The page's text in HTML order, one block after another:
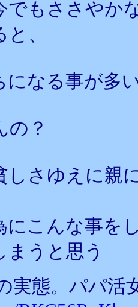
でもささやか
、
になる事が多
の？
しさゆえに親
にこんな事を
まうと思う
実態。パパ活